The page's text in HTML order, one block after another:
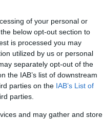
of your personal or
below opt-out section to
is processed you may
utilized by us or personal
separately opt-out of the
the IAB’s list of downstream
parties on the IAB’s List of
parties.
and may gather and store